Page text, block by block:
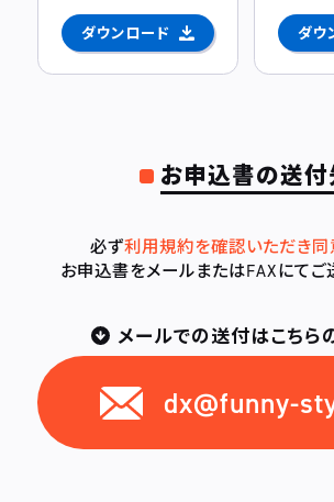
ダウンロード ダウ
お申込書の送付
必ず利用規約を確認いただき同
お申込書をメールまたはFAXにてご
メールでの送付はこちら
dx@funny-